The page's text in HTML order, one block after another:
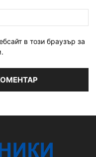
в този браузър за